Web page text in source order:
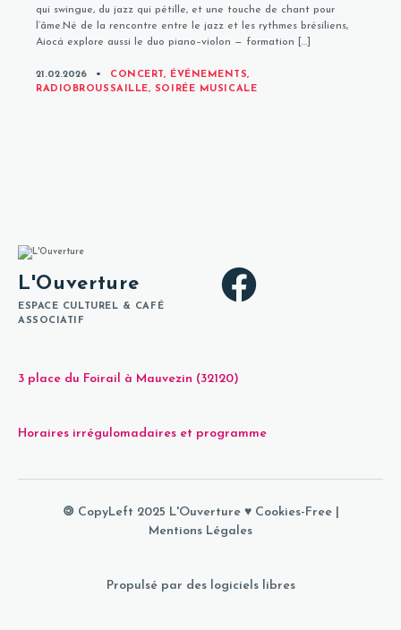
qui swingue, du jazz qui pétille, et une touche de chant pour
l’âme.Né de la rencontre entre le jazz et les rythmes brésiliens,
Aiocá explore aussi le duo piano–violon — formation […]
21.02.2026 CATEGORIES
CONCERT, ÉVÉNEMENTS,
RADIOBROUSSAILLE, SOIRÉE MUSICALE
L'Ouverture
ESPACE CULTUREL & CAFÉ
ASSOCIATIF
3 place du Foirail à Mauvezin (32120)
Horaires irrégulomadaires et programme
🄯 CopyLeft 2025 L'Ouverture ♥ Cookies-Free|
Mentions Légales
Propulsé par des logiciels libres